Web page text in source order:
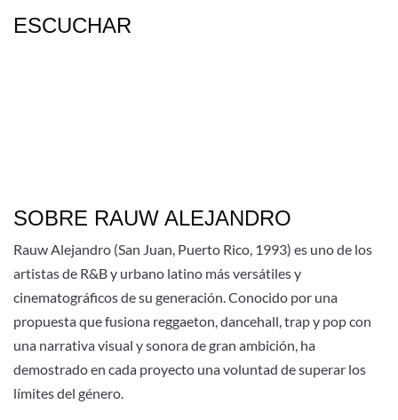
ESCUCHAR
SOBRE RAUW ALEJANDRO
Rauw Alejandro (San Juan, Puerto Rico, 1993) es uno de los
artistas de R&B y urbano latino más versátiles y
cinematográficos de su generación. Conocido por una
propuesta que fusiona reggaeton, dancehall, trap y pop con
una narrativa visual y sonora de gran ambición, ha
demostrado en cada proyecto una voluntad de superar los
límites del género.